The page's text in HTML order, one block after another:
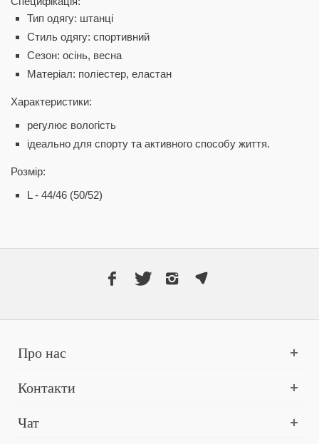
Тип одягу: штанці
Стиль одягу: спортивний
Сезон: осінь, весна
Матеріал: поліестер, еластан
Характеристики:
регулює вологість
ідеально для спорту та активного способу життя.
Розмір:
L - 44/46 (50/52)
Про нас
Контакти
Чат